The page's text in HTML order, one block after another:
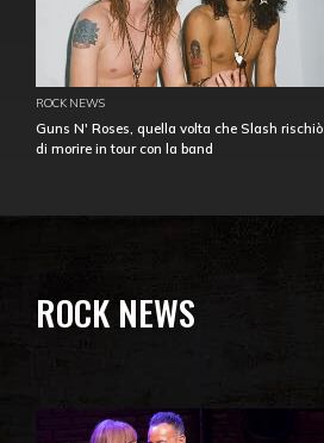
ROCK NEWS
Guns N' Roses, quella volta che Slash rischiò
di morire in tour con la band
ROCK NEWS